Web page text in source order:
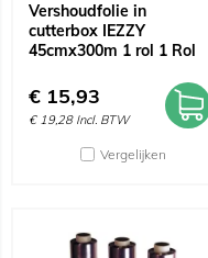
Vershoudfolie in
cutterbox IEZZY
45cmx300m 1 rol 1 Rol
€ 15,93
€ 19,28 Incl. BTW
Vergelijken